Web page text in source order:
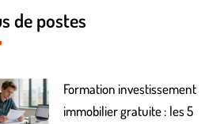
de postes
Formation investissement
immobilier gratuite : les 5